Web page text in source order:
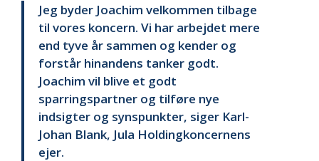
Jeg byder Joachim velkommen tilbage
til vores koncern. Vi har arbejdet mere
end tyve år sammen og kender og
forstår hinandens tanker godt.
Joachim vil blive et godt
sparringspartner og tilføre nye
indsigter og synspunkter, siger Karl-
Johan Blank, Jula Holdingkoncernens
ejer.